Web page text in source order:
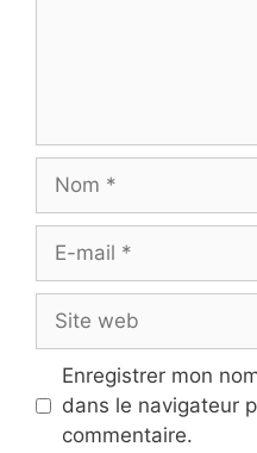
Nom
Site
web
Enregistrer mon
dans le navigateur
commentaire.